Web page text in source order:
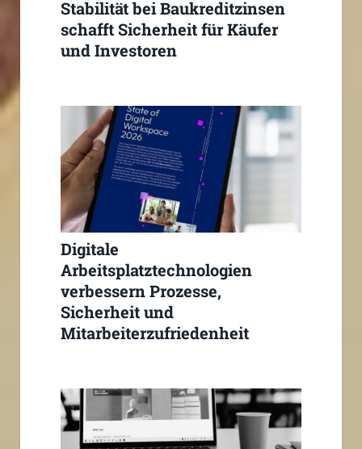
Stabilität bei Baukreditzinsen
schafft Sicherheit für Käufer
und Investoren
Digitale
Arbeitsplatztechnologien
verbessern Prozesse,
Sicherheit und
Mitarbeiterzufriedenheit